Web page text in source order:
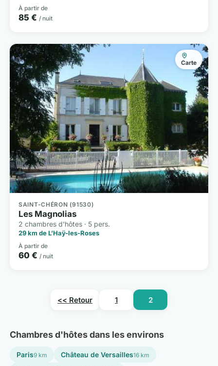
À partir de
85 € / nuit
Carte
SAINT-CHÉRON (91530)
Les Magnolias
2 chambres d'hôtes · 5 pers.
29 km de L’Haÿ-les-Roses
À partir de
60 € / nuit
<< Retour 1 2
Chambres d'hôtes dans les environs
Paris9 km Château de Versailles16 km